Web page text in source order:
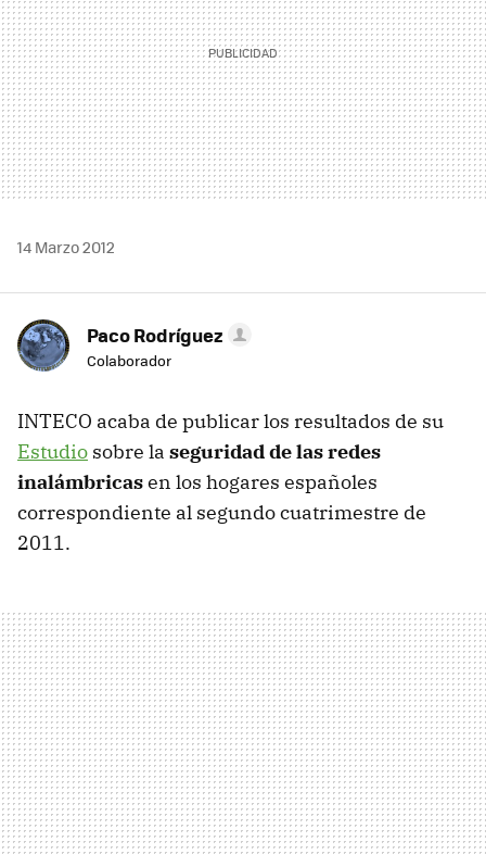
14 Marzo 2012
Paco Rodríguez
Colaborador
INTECO acaba de publicar los resultados de su
Estudio sobre la seguridad de las redes
inalámbricasen los hogares españoles
correspondiente al segundo cuatrimestre de
2011.